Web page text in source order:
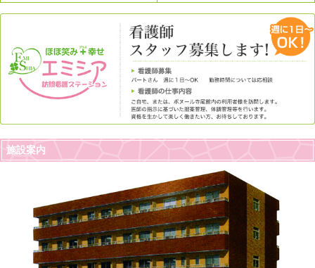
施設案内